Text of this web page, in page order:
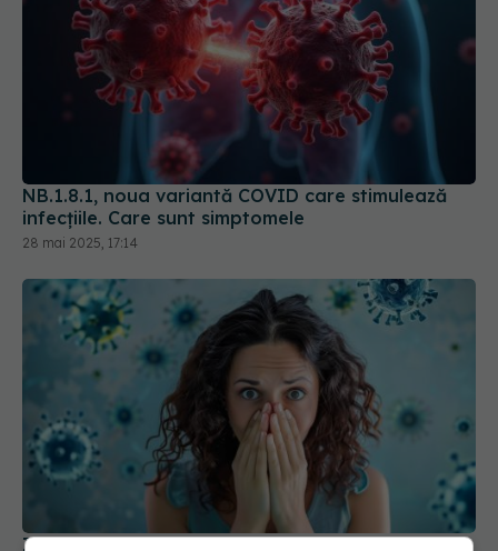
NB.1.8.1, noua variantă COVID care stimulează
infecțiile. Care sunt simptomele
28 mai 2025, 17:14
Impactul pe termen lung al COVID-19: Simptome